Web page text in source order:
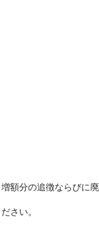
額分の追徴ならびに
さい。